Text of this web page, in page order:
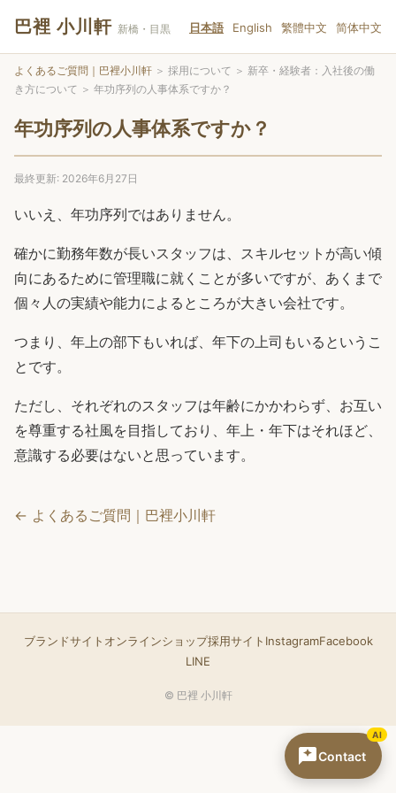
巴裡 小川軒 新橋・目黒 日本語 English 繁體中文 简体中文
よくあるご質問｜巴裡小川軒 ＞ 採用について ＞ 新卒・経験者：入社後の働
き方について ＞ 年功序列の人事体系ですか？
年功序列の人事体系ですか？
最終更新: 2026年6月27日
いいえ、年功序列ではありません。
確かに勤務年数が長いスタッフは、スキルセットが高い傾
向にあるために管理職に就くことが多いですが、あくまで
個々人の実績や能力によるところが大きい会社です。
つまり、年上の部下もいれば、年下の上司もいるというこ
とです。
ただし、それぞれのスタッフは年齢にかかわらず、お互い
を尊重する社風を目指しており、年上・年下はそれほど、
意識する必要はないと思っています。
← よくあるご質問｜巴裡小川軒
ブランドサイト オンラインショップ採用サイト InstagramFacebook
LINE
© 巴裡 小川軒
Contact
AI